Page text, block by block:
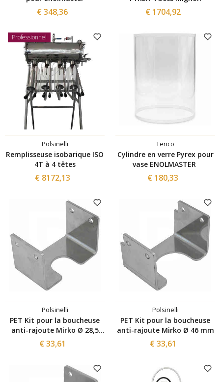
€ 348,36 € 1704,92
Professionnel
Polsinelli
Remplisseuse isobarique ISO
4T à 4 têtes
€ 8172,13
Tenco
Cylindre en verre Pyrex pour
vase ENOLMASTER
€ 180,33
Polsinelli
PET Kit pour la boucheuse
anti-rajoute Mirko Ø 28,5
mm
€ 33,61
Polsinelli
PET Kit pour la boucheuse
anti-rajoute Mirko Ø 46 mm
€ 33,61